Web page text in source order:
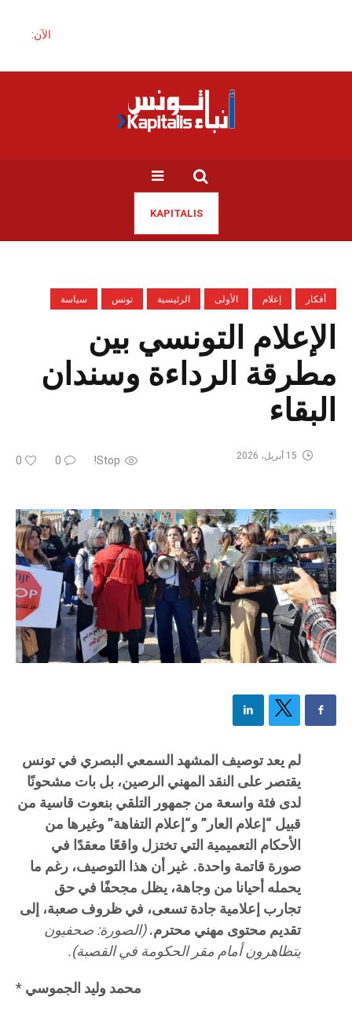
الآن:
KAPITALIS
أفكار إعلام الأولى الرئيسية تونس سياسة
الإعلام التونسي بين
مطرقة الرداءة وسندان
البقاء
Stop!
0
0 15 أبريل، 2026
لم يعد توصيف المشهد السمعي البصري في تونس
يقتصر على النقد المهني الرصين، بل بات مشحونًا
لدى فئة واسعة من جمهور التلقي بنعوت قاسية من
قبيل “إعلام العار” و“إعلام التفاهة” وغيرها من
الأحكام التعميمية التي تختزل واقعًا معقدًا في
صورة قاتمة واحدة. غير أن هذا التوصيف، رغم ما
يحمله أحيانا من وجاهة، يظل مجحفًا في حق
تجارب إعلامية جادة تسعى، في ظروف صعبة، إلى
تقديم محتوى مهني محترم.(الصورة: صحفيون
يتظاهرون أمام مقر الحكومة في القصبة).
محمد وليد الجموسي*